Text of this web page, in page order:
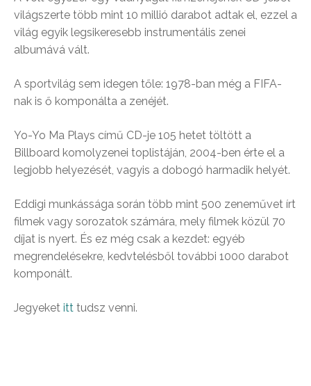
világszerte több mint 10 millió darabot adtak el, ezzel a
világ egyik legsikeresebb instrumentális zenei
albumává vált.
A sportvilág sem idegen tőle: 1978-ban még a FIFA-
nak is ő komponálta a zenéjét.
Yo-Yo Ma Plays című CD-je 105 hetet töltött a
Billboard komolyzenei toplistáján, 2004-ben érte el a
legjobb helyezését, vagyis a dobogó harmadik helyét.
Eddigi munkássága során több mint 500 zeneművet írt
filmek vagy sorozatok számára, mely filmek közül 70
díjat is nyert. És ez még csak a kezdet: egyéb
megrendelésekre, kedvtelésből további 1000 darabot
komponált.
Jegyeket itt tudsz venni.